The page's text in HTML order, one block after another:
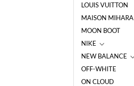
LOUIS VUITTON
MAISON MIHARA
MOON BOOT
NIKE
NEW BALANCE
OFF-WHITE
ON CLOUD